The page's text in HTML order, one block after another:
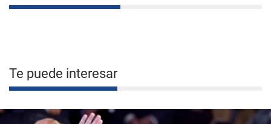
Te puede interesar